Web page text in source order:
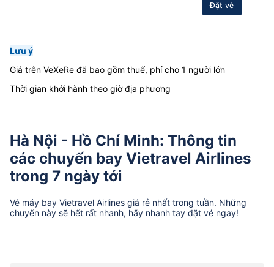
Đặt vé
Lưu ý
Giá trên VeXeRe đã bao gồm thuế, phí cho 1 người lớn
Thời gian khởi hành theo giờ địa phương
Hà Nội - Hồ Chí Minh: Thông tin
các chuyến bay Vietravel Airlines
trong 7 ngày tới
Vé máy bay Vietravel Airlines giá rẻ nhất trong tuần. Những
chuyến này sẽ hết rất nhanh, hãy nhanh tay đặt vé ngay!